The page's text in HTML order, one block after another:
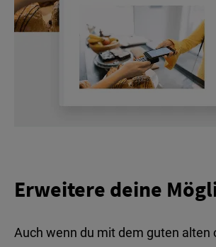
Erweitere deine
Auch wenn du mit dem guten alten